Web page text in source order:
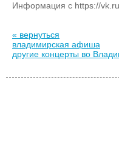
Информация с https://
« вернуться
владимирская афиша
другие концерты во